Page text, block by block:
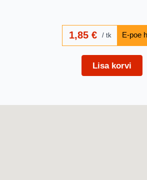
1,85€ tk
Lisa korvi